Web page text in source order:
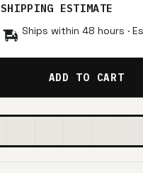
SHIPPING ESTIMATE
Ships within 48 hours ·
ADD TO CART